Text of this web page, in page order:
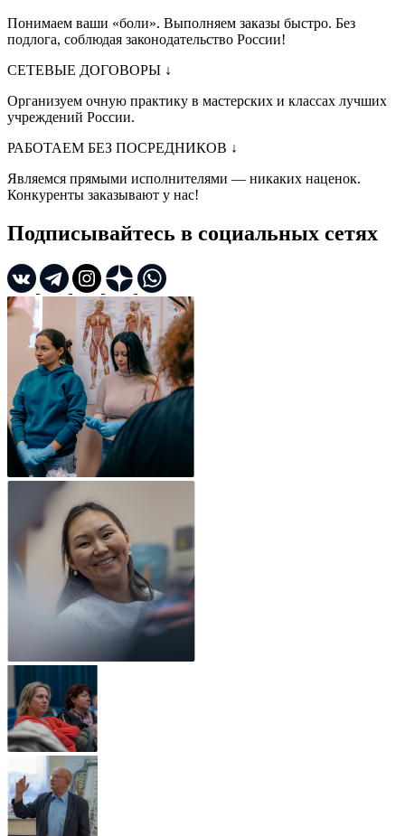
Понимаем ваши «боли». Выполняем заказы быстро. Без
подлога, соблюдая законодательство России!
СЕТЕВЫЕ ДОГОВОРЫ ↓
Организуем очную практику в мастерских и классах лучших
учреждений России.
РАБОТАЕМ БЕЗ ПОСРЕДНИКОВ ↓
Являемся прямыми исполнителями — никаких наценок.
Конкуренты заказывают у нас!
Подписывайтесь в социальных сетях